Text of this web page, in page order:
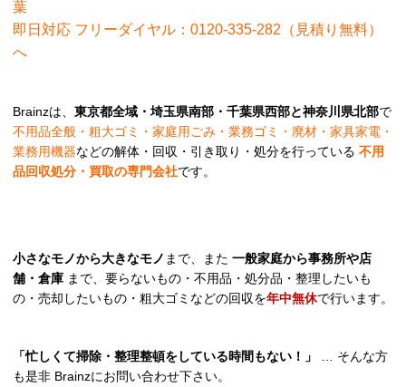
葉
即日対応 フリーダイヤル：0120-335-282（見積り無料）
へ
Brainzは、 東京都全域・埼玉県南部・千葉県西部と神奈川県北部で
不用品全般・粗大ゴミ・家庭用ごみ・業務ゴミ・廃材・家具家電・
業務用機器などの解体・回収・引き取り・処分を行っている 不用
品回収処分・買取の専門会社です。
小さなモノから大きなモノ まで、また 一般家庭から事務所や店
舗・倉庫 まで、要らないもの・不用品・処分品・整理したいも
の・売却したいもの・粗大ゴミなどの回収を年中無休で行います。
「忙しくて掃除・整理整頓をしている時間もない！」
… そんな方
も是非 Brainzにお問い合わせ下さい。